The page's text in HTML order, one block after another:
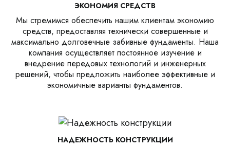
ЭКОНОМИЯ СРЕДСТВ
Мы стремимся обеспечить нашим клиентам экономию
средств, предоставляя технически совершенные и
максимально долговечные забивные фундаменты. Наша
компания осуществляет постоянное изучение и
внедрение передовых технологий и инженерных
решений, чтобы предложить наиболее эффективные и
экономичные варианты фундаментов.
НАДЕЖНОСТЬ КОНСТРУКЦИИ